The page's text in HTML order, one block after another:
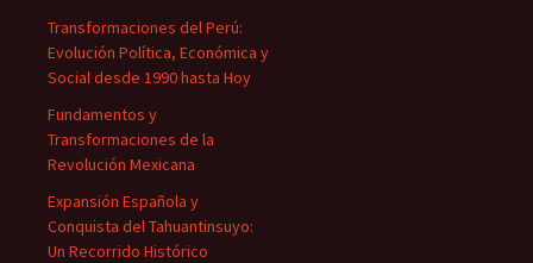
Transformaciones del Perú:
Evolución Política, Económica y
Social desde 1990 hasta Hoy
Fundamentos y
Transformaciones de la
Revolución Mexicana
Expansión Española y
Conquista del Tahuantinsuyo:
Un Recorrido Histórico